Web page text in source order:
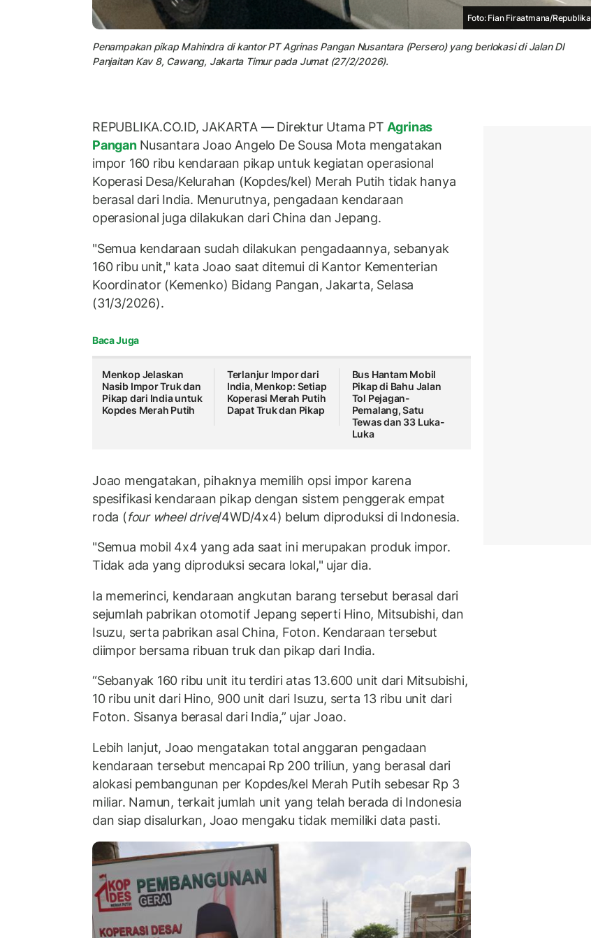
Foto: Fian Firaatmana/Republika
Penampakan pikap Mahindra di kantor PT Agrinas Pangan Nusantara (Persero) yang berlokasi di Jalan DI
Panjaitan Kav 8, Cawang, Jakarta Timur pada Jumat (27/2/2026).
REPUBLIKA.CO.ID, JAKARTA — Direktur Utama PT Agrinas
Pangan Nusantara Joao Angelo De Sousa Mota mengatakan
impor 160 ribu kendaraan pikap untuk kegiatan operasional
Koperasi Desa/Kelurahan (Kopdes/kel) Merah Putih tidak hanya
berasal dari India. Menurutnya, pengadaan kendaraan
operasional juga dilakukan dari China dan Jepang.
"Semua kendaraan sudah dilakukan pengadaannya, sebanyak
160 ribu unit," kata Joao saat ditemui di Kantor Kementerian
Koordinator (Kemenko) Bidang Pangan, Jakarta, Selasa
(31/3/2026).
Baca Juga
Menkop Jelaskan
Nasib Impor Truk dan
Pikap dari India untuk
Kopdes Merah Putih
Terlanjur Impor dari
India, Menkop: Setiap
Koperasi Merah Putih
Dapat Truk dan Pikap
Bus Hantam Mobil
Pikap di Bahu Jalan
Tol Pejagan-
Pemalang, Satu
Tewas dan 33 Luka-
Luka
Joao mengatakan, pihaknya memilih opsi impor karena
spesifikasi kendaraan pikap dengan sistem penggerak empat
roda (four wheel drive/4WD/4x4) belum diproduksi di Indonesia.
"Semua mobil 4x4 yang ada saat ini merupakan produk impor.
Tidak ada yang diproduksi secara lokal," ujar dia.
Ia memerinci, kendaraan angkutan barang tersebut berasal dari
sejumlah pabrikan otomotif Jepang seperti Hino, Mitsubishi, dan
Isuzu, serta pabrikan asal China, Foton. Kendaraan tersebut
diimpor bersama ribuan truk dan pikap dari India.
“Sebanyak 160 ribu unit itu terdiri atas 13.600 unit dari Mitsubishi,
10 ribu unit dari Hino, 900 unit dari Isuzu, serta 13 ribu unit dari
Foton. Sisanya berasal dari India,” ujar Joao.
Lebih lanjut, Joao mengatakan total anggaran pengadaan
kendaraan tersebut mencapai Rp 200 triliun, yang berasal dari
alokasi pembangunan per Kopdes/kel Merah Putih sebesar Rp 3
miliar. Namun, terkait jumlah unit yang telah berada di Indonesia
dan siap disalurkan, Joao mengaku tidak memiliki data pasti.